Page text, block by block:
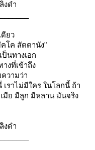
งดำ
ยว
โค สัตตานัง"
ป็นทางเอก
งที่เข้าถึง
วามว่า
เราไม่มีใคร ในโลกนี้ ถ้า
มีย มีลูก มีหลาน มันจริง
งดำ